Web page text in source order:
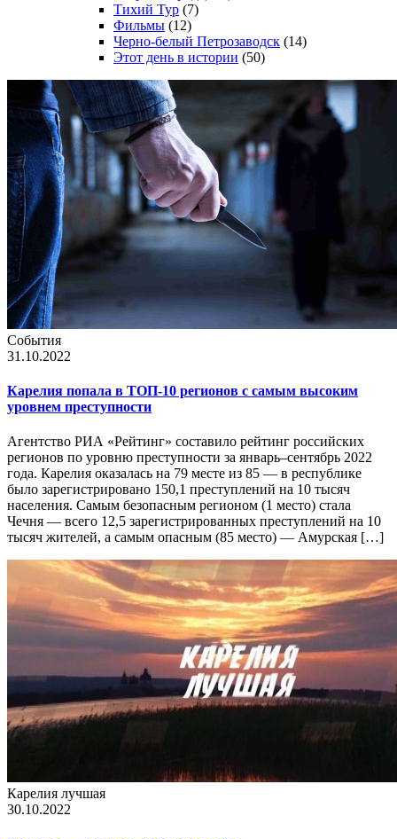
Тихий Тур (7)
Фильмы (12)
Черно-белый Петрозаводск (14)
Этот день в истории (50)
События
31.10.2022
Карелия попала в ТОП-10 регионов с самым высоким
уровнем преступности
Агентство РИА «Рейтинг» составило рейтинг российских
регионов по уровню преступности за январь–сентябрь 2022
года. Карелия оказалась на 79 месте из 85 — в республике
было зарегистрировано 150,1 преступлений на 10 тысяч
населения. Самым безопасным регионом (1 место) стала
Чечня — всего 12,5 зарегистрированных преступлений на 10
тысяч жителей, а самым опасным (85 место) — Амурская […]
Карелия лучшая
30.10.2022